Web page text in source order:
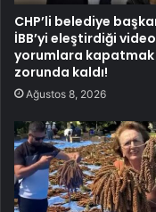
CHP’li belediye
İBB’yi eleştirdiği
yorumlara kapatmak
zorunda kaldı!
Ağustos 8, 2026